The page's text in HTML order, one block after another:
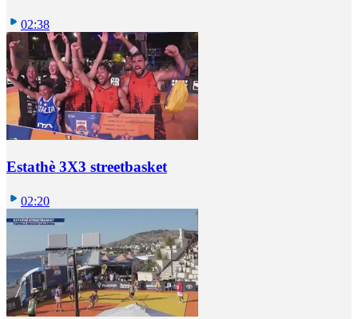
02:38
Estathè 3X3 streetbasket
02:20